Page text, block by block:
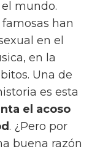
mundo.
han
en el
en la
Una de
es esta
el acoso
. ¿Pero por
buena razón